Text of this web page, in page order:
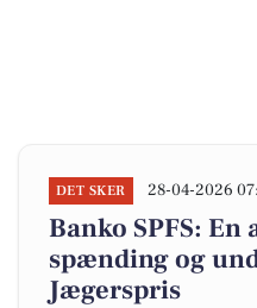
DET SKER 28-04-2026
Banko SPFS: En
spænding og
Jægerspris